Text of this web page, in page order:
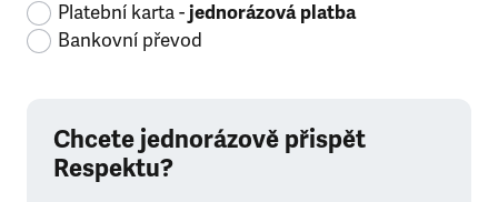
Platební karta -jednorázová platba
Bankovní převod
Chcete jednorázově přispět
Respektu?